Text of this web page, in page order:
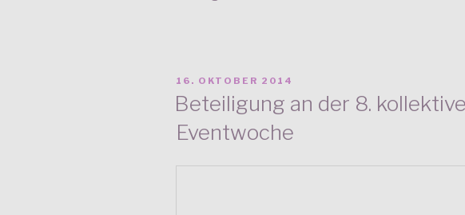
VERÖFFENTLICHT
16. OKTOBER 2014
Beteiligung an der 8.
Eventwoche